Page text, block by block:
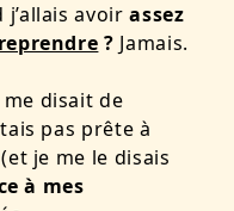
j’allais avoirassez
? Jamais.
disait de
pas prête à
je me le disais
à mes